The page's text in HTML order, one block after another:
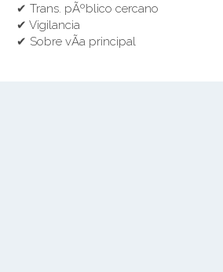
✔ Trans. pÃºblico cercano
✔ Vigilancia
✔ Sobre vÃ­a principal